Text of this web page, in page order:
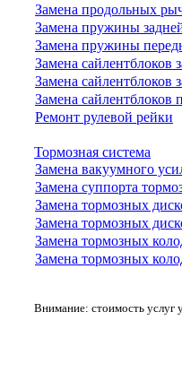
Замена продольных
Замена пружины
Замена пружины
Замена сайлентблоков
Замена сайлентблоков
Замена сайлентблоков
Ремонт рулевой рейки
Тормозная система
Замена вакуумного
Замена суппорта
Замена тормозных
Замена тормозных
Замена тормозных
Замена тормозных
Внимание: стоимость услуг